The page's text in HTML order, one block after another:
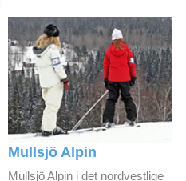
Mullsjö Alpin
Mullsjö Alpin i det nordvestlige